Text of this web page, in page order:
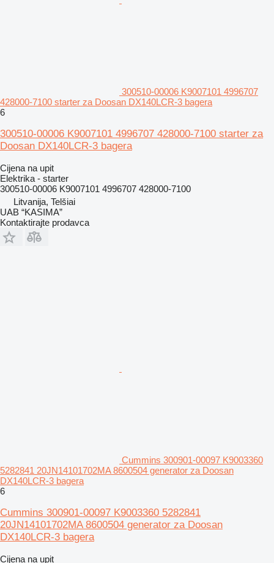
300510-00006 K9007101 4996707
428000-7100 starter za Doosan DX140LCR-3 bagera
6
300510-00006 K9007101 4996707 428000-7100 starter za
Doosan DX140LCR-3 bagera
Cijena na upit
Elektrika - starter
300510-00006 K9007101 4996707 428000-7100
Litvanija, Telšiai
UAB “KASIMA”
Kontaktirajte prodavca
Cummins 300901-00097 K9003360
5282841 20JN14101702MA 8600504 generator za Doosan
DX140LCR-3 bagera
6
Cummins 300901-00097 K9003360 5282841
20JN14101702MA 8600504 generator za Doosan
DX140LCR-3 bagera
Cijena na upit